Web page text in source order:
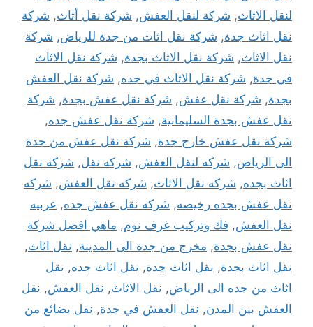
لنقل الاثاث, شركة لنقل العفش, شركة نقل أثاث, شركة
نقل اثاث جدة, شركة نقل اثاث من جدة للرياض, شركة
نقل الاثاث, شركة نقل الاثاث بجدة, شركة نقل الاثاث
في جدة, شركة نقل الاثاث في جده, شركة نقل العفش
بجدة, شركة نقل عفش, شركة نقل عفش بجدة, شركة
نقل عفش بجدة السليمانية, شركة نقل عفش جده,
شركة نقل عفش خارج جدة, شركة نقل عفش من جدة
الى الرياض, شركه لنقل العفش, شركه نقل, شركه نقل
اثاث بجده, شركه نقل الاثاث, شركه نقل العفش, شركه
نقل عفش بجده رخيصه, شركه نقل عفش جده, عربيه
نقل العفش, فك وتركيب غرف نوم, ماهي افضل شركة
نقل عفش بجدة, مخرج من جدة الى المدينة, نقل اثاث,
نقل اثاث بجدة, نقل اثاث جدة, نقل اثاث جده, نقل
اثاث من جده الى الرياض, نقل الاثاث, نقل العفش, نقل
العفش بين المدن, نقل العفش في جدة, نقل بضائع من